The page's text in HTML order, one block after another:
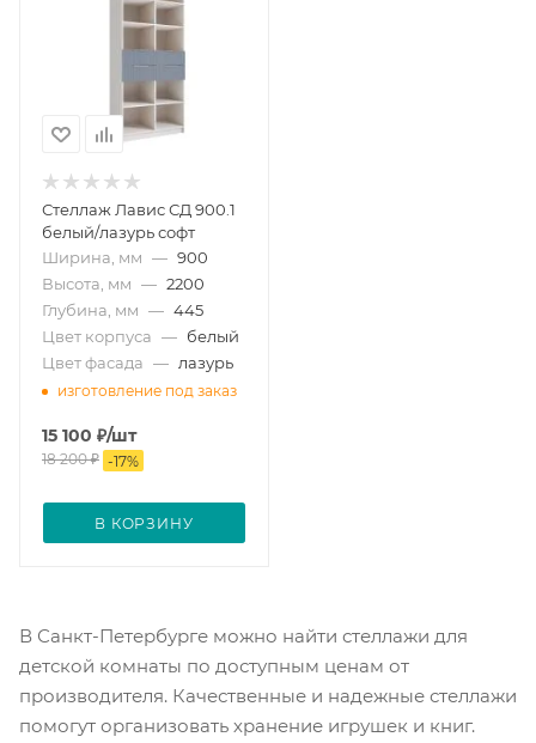
Стеллаж Лавис СД 900.1
белый/лазурь софт
Ширина, мм — 900
Высота, мм — 2200
Глубина, мм — 445
Цвет корпуса — белый
Цвет фасада — лазурь
изготовление под заказ
15 100 ₽/шт
18 200₽ -17%
В КОРЗИНУ
В Санкт-Петербурге можно найти стеллажи для
детской комнаты по доступным ценам от
производителя. Качественные и надежные стеллажи
помогут организовать хранение игрушек и книг.